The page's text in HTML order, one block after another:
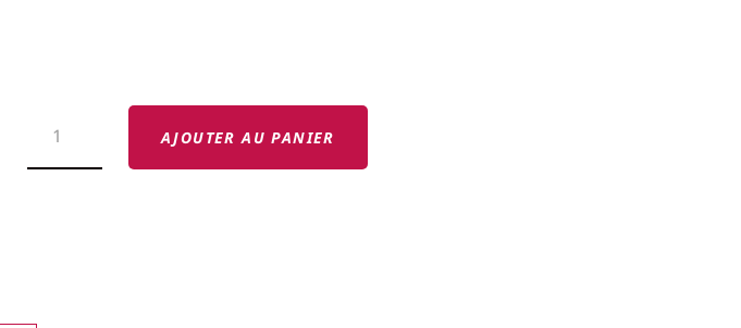
BRODERIE
AJOUTER AU PANIER